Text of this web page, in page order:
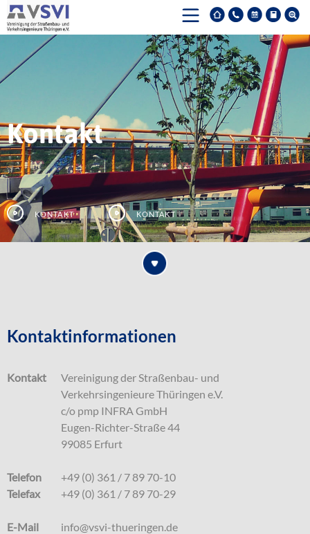
Kontakt
Kontakt Kontakt
Kontaktinformationen
Kontakt
Vereinigung der Straßenbau- und
Verkehrsingenieure Thüringen e.V.
c/o pmp INFRA GmbH
Eugen-Richter-Straße 44
99085 Erfurt
Telefon
+49 (0) 361 / 7 89 70-10
Telefax
+49 (0) 361 / 7 89 70-29
E-Mail
info@vsvi-thueringen.de